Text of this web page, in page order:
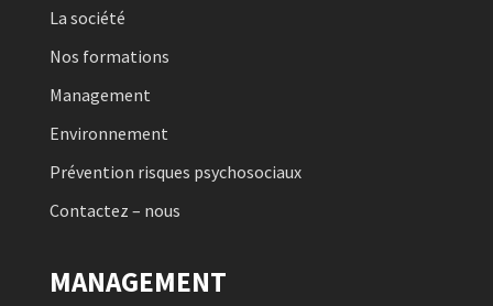
La société
Nos formations
Management
Environnement
Prévention risques psychosociaux
Contactez – nous
MANAGEMENT